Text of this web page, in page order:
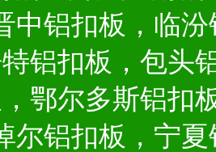
中铝扣板，临
铝扣板，包头
鄂尔多斯铝扣
尔铝扣板，宁